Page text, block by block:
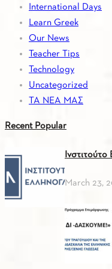
International Days
Learn Greek
Our News
Teacher Tips
Technology
Uncategorized
ΤΑ ΝΕΑ ΜΑΣ
Recent Popular
March 23,